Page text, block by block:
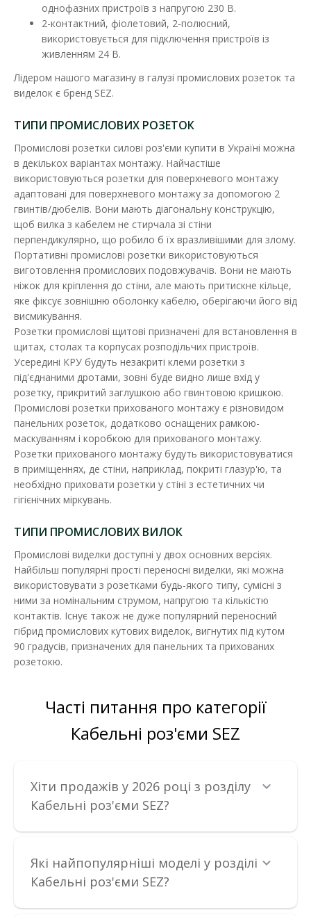
Вилка переносна SEZ 16А/5
Наявність: Немає в наявності
Силовий роз'єм призначений для оперативного і безпечного
підключення електрообладнання до джерел еле..
308.36 грн
ДО КОШИКА
В порівняння
В закладки
Вилка переносна SEZ 32А/3
Наявність: Немає в наявності
378.82 грн
однофазних пристроїв з напругою 230 В.
2-контактний, фіолетовий, 2-полюсний,
використовується для підключення пристроїв із
живленням 24 В.
Лідером нашого магазину в галузі промислових розеток та
виделок є бренд SEZ.
ТИПИ ПРОМИСЛОВИХ РОЗЕТОК
Промислові розетки силові роз'єми купити в Україні можна
в декількох варіантах монтажу. Найчастіше
використовуються розетки для поверхневого монтажу
адаптовані для поверхневого монтажу за допомогою 2
гвинтів/дюбелів. Вони мають діагональну конструкцію,
щоб вилка з кабелем не стирчала зі стіни
перпендикулярно, що робило б їх вразливішими для злому.
Портативні промислові розетки використовуються
виготовлення промислових подовжувачів. Вони не мають
ніжок для кріплення до стіни, але мають притискне кільце,
яке фіксує зовнішню оболонку кабелю, оберігаючи його від
висмикування.
Розетки промислові щитові призначені для встановлення в
щитах, столах та корпусах розподільчих пристроїв.
Усередині КРУ будуть незакриті клеми розетки з
під'єднаними дротами, зовні буде видно лише вхід у
розетку, прикритий заглушкою або гвинтовою кришкою.
Промислові розетки прихованого монтажу є різновидом
панельних розеток, додатково оснащених рамкою-
маскуванням і коробкою для прихованого монтажу.
Розетки прихованого монтажу будуть використовуватися
в приміщеннях, де стіни, наприклад, покриті глазур'ю, та
необхідно приховати розетки у стіні з естетичних чи
гігієнічних міркувань.
ТИПИ ПРОМИСЛОВИХ ВИЛОК
Промислові виделки доступні у двох основних версіях.
Найбільш популярні прості переносні виделки, які можна
використовувати з розетками будь-якого типу, сумісні з
ними за номінальним струмом, напругою та кількістю
контактів. Існує також не дуже популярний переносний
гібрид промислових кутових виделок, вигнутих під кутом
90 градусів, призначених для панельних та прихованих
розетокю.
Часті питання про категорії
Кабельні роз'єми SEZ
Хіти продажів у 2026 році з розділу
Кабельні роз'єми SEZ?
Які найпопулярніші моделі у розділі
Кабельні роз'єми SEZ?